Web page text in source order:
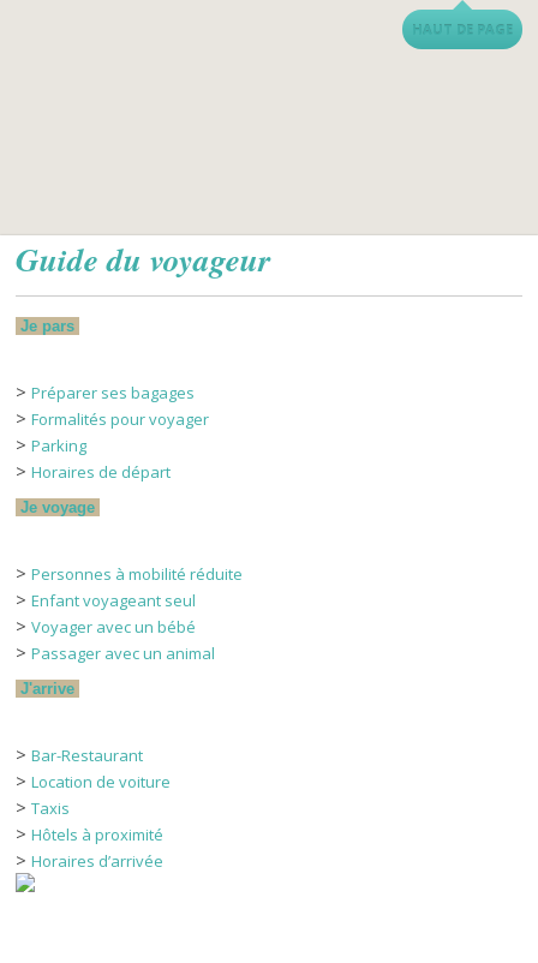
HAUT DE PAGE
Guide du voyageur
Je pars
>Préparer ses bagages
>Formalités pour voyager
>Parking
>Horaires de départ
Je voyage
>Personnes à mobilité réduite
>Enfant voyageant seul
>Voyager avec un bébé
>Passager avec un animal
J'arrive
>Bar-Restaurant
>Location de voiture
>Taxis
>Hôtels à proximité
>Horaires d’arrivée